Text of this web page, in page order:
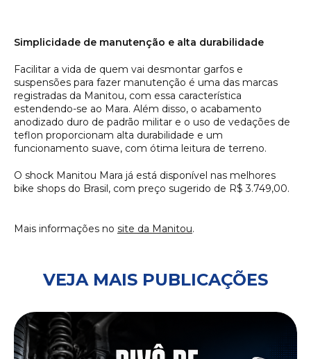
Simplicidade de manutenção e alta durabilidade
Facilitar a vida de quem vai desmontar garfos e
suspensões para fazer manutenção é uma das marcas
registradas da Manitou, com essa característica
estendendo-se ao Mara. Além disso, o acabamento
anodizado duro de padrão militar e o uso de vedações de
teflon proporcionam alta durabilidade e um
funcionamento suave, com ótima leitura de terreno.
O shock Manitou Mara já está disponível nas melhores
bike shops do Brasil, com preço sugerido de R$ 3.749,00.
Mais informações no site da Manitou.
VEJA MAIS PUBLICAÇÕES